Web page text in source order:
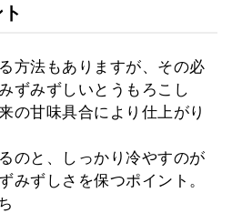
方法もありますが、その必
ずみずしいとうもろこし
の甘味具合により仕上がり
のと、しっかり冷やすのが
みずしさを保つポイント。